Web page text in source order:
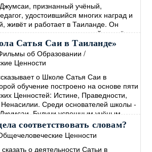
признанный учёный,
удостоившийся многих наград и
живёт и работает в Таиланде. Он
и директором известной во всём
Саи, основанной на
Ценностях. В своём выступлении,
в Сингапуре в 2013 году, доктор Арт
о том, как интегрировать
Ценности в образование, а также о
её→
Сатья Саи в Таиланде»
об Образовании /
Ценности
о Школе Сатья Саи в
обучение построено на основе пяти
Ценностей: Истине, Праведности,
Среди основателей школы -
Будучи успешным учёным,
деятелем, доктор Джумсаи
этой школы на протяжении более
школы, начиная с
программы и заканчивая
соответствовать словам?
Ценности
о деятельности Сатьи в